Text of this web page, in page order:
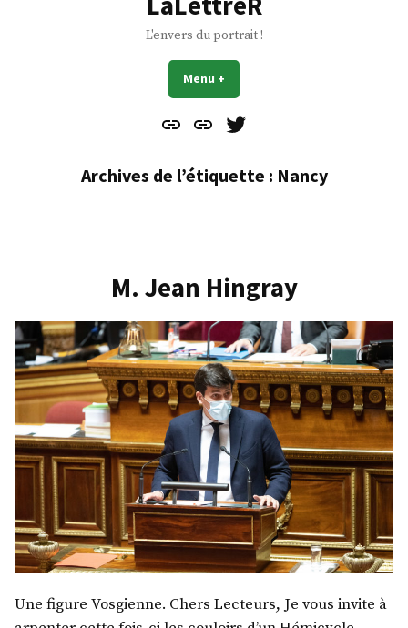
L'envers du portrait !
Menu +
Contact
À
Mes
Archives de l’étiquette : Nancy
M. Jean Hingray
Une figure Vosgienne. Chers Lecteurs, Je vous invite à